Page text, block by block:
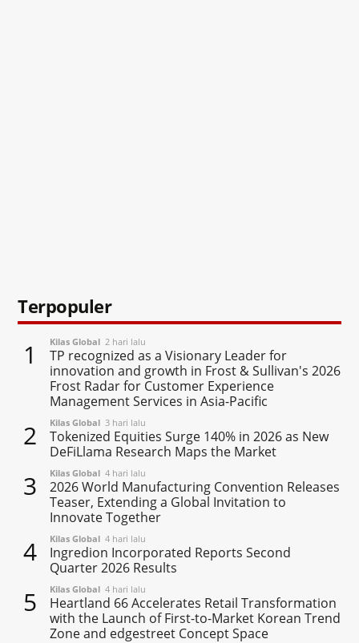
Terpopuler
1 Kilas Global 2 hari lalu
TP recognized as a Visionary Leader for
innovation and growth in Frost & Sullivan's 2026
Frost Radar for Customer Experience
Management Services in Asia-Pacific
2 Kilas Global 3 hari lalu
Tokenized Equities Surge 140% in 2026 as New
DeFiLlama Research Maps the Market
3 Kilas Global 4 hari lalu
2026 World Manufacturing Convention Releases
Teaser, Extending a Global Invitation to
Innovate Together
4 Kilas Global 4 hari lalu
Ingredion Incorporated Reports Second
Quarter 2026 Results
5 Kilas Global 4 hari lalu
Heartland 66 Accelerates Retail Transformation
with the Launch of First-to-Market Korean Trend
Zone and edgestreet Concept Space